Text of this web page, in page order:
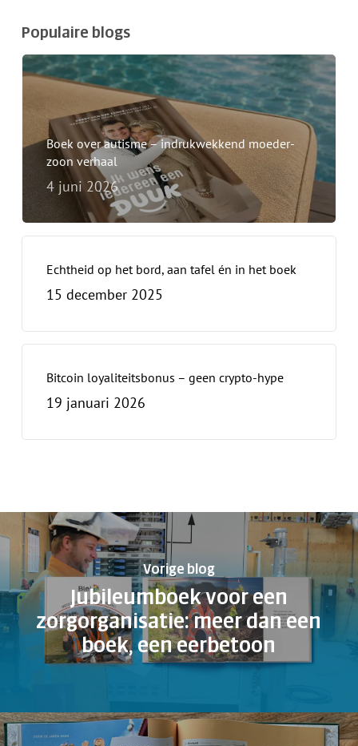
Geen producten in de
winkelwagen.
Populaire blogs
Boek over autisme – indrukwekkend moeder-
zoon verhaal
4 juni 2026
Echtheid op het bord, aan tafel én in het boek
15 december 2025
Bitcoin loyaliteitsbonus – geen crypto-hype
19 januari 2026
Vorige blog
Jubileumboek voor een
zorgorganisatie: meer dan een
boek, een eerbetoon